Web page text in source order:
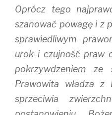
Oprócz tego
szanować powagę i z
sprawiedliwym
urok i czujność praw
pokrzywdzeniem ze
Prawowita władza
sprzeciwia